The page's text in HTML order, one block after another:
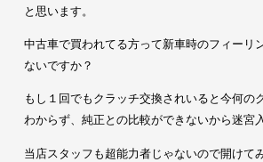
と思います。
中古車で買われてる方って新車時のフィーリ
ないですか？
もし１回でもクラッチ交換されいると今何の
わからず、純正との比較ができないから迷宮
当店スタッフも超能力者じゃないので開けて